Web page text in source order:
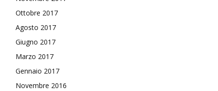
Ottobre 2017
Agosto 2017
Giugno 2017
Marzo 2017
Gennaio 2017
Novembre 2016